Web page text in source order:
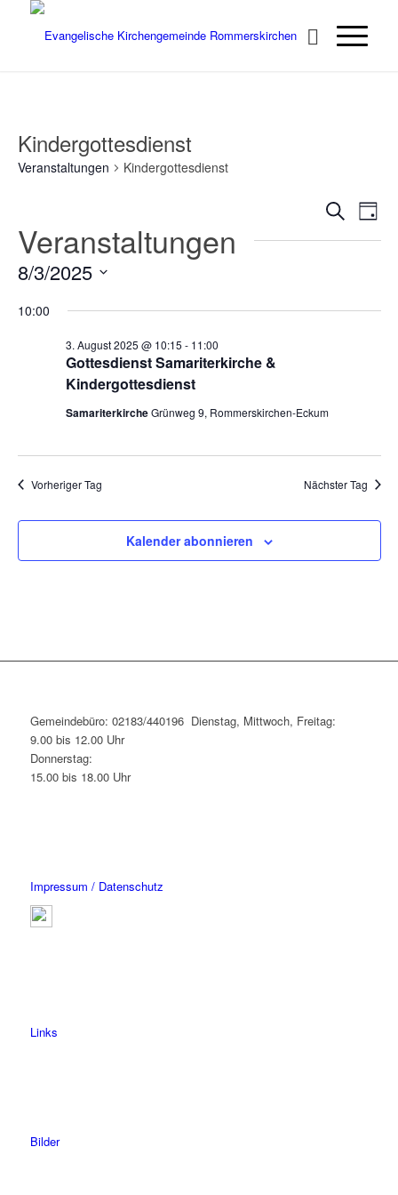
Kindergottesdienst
Veranstaltungen Kindergottesdienst
Suche
SucheTag
Veranstaltungen
8/3/2025
wählen.
10:00
Gottesdienst Samariterkirche &
Kindergottesdienst
3. August 2025 @ 10:15 - 11:00
SamariterkircheGrünweg 9, Rommerskirchen-Eckum
Vorheriger Tag Nächster Tag
Kalender abonnieren
Gemeindebüro: 02183/440196 Dienstag, Mittwoch, Freitag:
9.00 bis 12.00 Uhr
Donnerstag:
15.00 bis 18.00 Uhr
Impressum / Datenschutz
Links
Bilder